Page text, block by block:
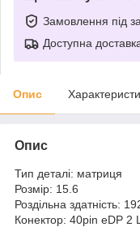
Замовлення під
Доступна
Опис
Опис
Тип деталі: матриця
Розмір: 15.6
Роздільна здатність:
Конектор: 40pin eDP 2